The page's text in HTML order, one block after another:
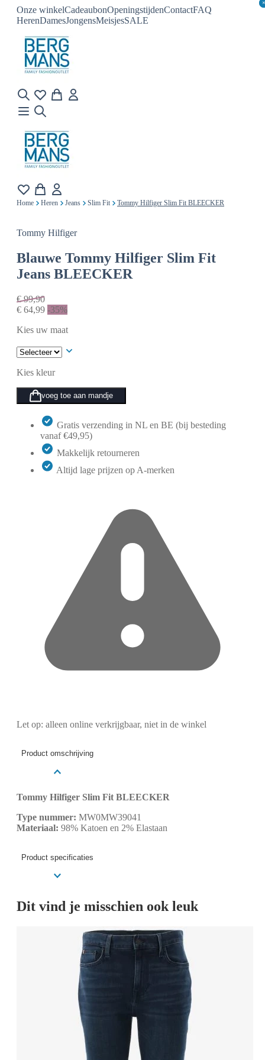
Onze winkelCadeaubonOpeningstijdenContactFAQ
HerenDamesJongensMeisjesSALE
×
×
Home Heren Jeans Slim Fit Tommy Hilfiger Slim Fit BLEECKER
Tommy Hilfiger
Blauwe Tommy Hilfiger Slim Fit
Jeans BLEECKER
€99,90
€ 64,99 -35%
Kies uw maat
Kies kleur
voeg toe aan mandje
Gratis verzending in NL en BE (bij besteding
vanaf €49,95)
Makkelijk retourneren
Altijd lage prijzen op A-merken
Let op: alleen online verkrijgbaar, niet in de winkel
Product omschrijving
Tommy Hilfiger Slim Fit BLEECKER
Type nummer: MW0MW39041
Materiaal: 98% Katoen en 2% Elastaan
Product specificaties
Dit vind je misschien ook leuk